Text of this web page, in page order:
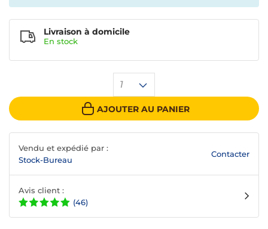
1
AJOUTER AU PANIER
Livraison à domicile
En stock
Vendu et expédié par :
Stock-Bureau
Contacter
Avis client :
(46)